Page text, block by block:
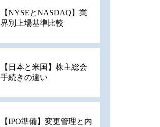
【NYSEとNASDAQ】業
界別上場基準比較
【日本と米国】株主総会
手続きの違い
【IPO準備】変更管理と内